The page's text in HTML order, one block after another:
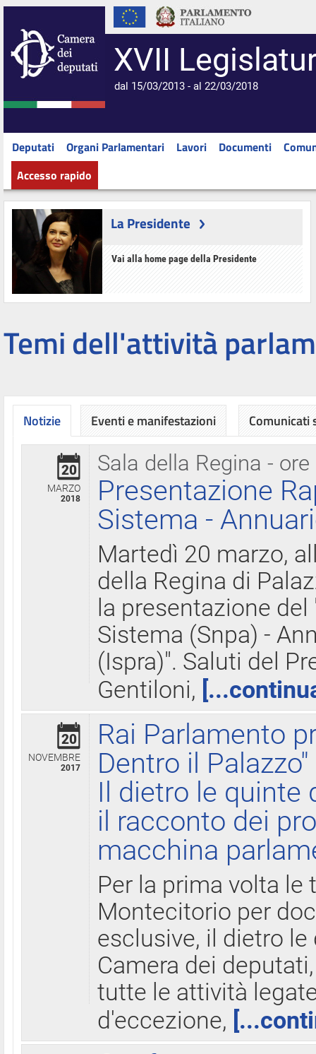
XVII
dal 15/03/2013 - al 22/03/2018
Deputati Organi Parlamentari Lavori Documenti
Accesso rapido
La Presidente
Vai alla home page della Presidente
Temi dell'attività
Notizie
Sala della Regina - ore
20
MARZO
2018
Presentazione
Sistema -
Martedì 20 marzo,
della Regina di
la presentazione
Sistema (Snpa) -
(Ispra)". Saluti del
Gentiloni,
20
NOVEMBRE
2017
Rai Parlamento
Dentro il Palazzo"
Il dietro le quinte
il racconto dei
macchina
Per la prima volta le
Montecitorio per
esclusive, il dietro
Camera dei
tutte le attività
d'eccezione,
Eventi e manifestazioni Comunicati